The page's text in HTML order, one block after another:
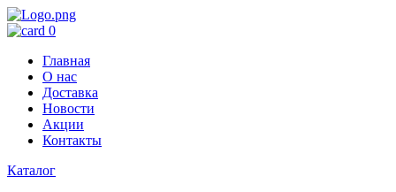
0
Главная
О нас
Доставка
Новости
Акции
Контакты
Каталог